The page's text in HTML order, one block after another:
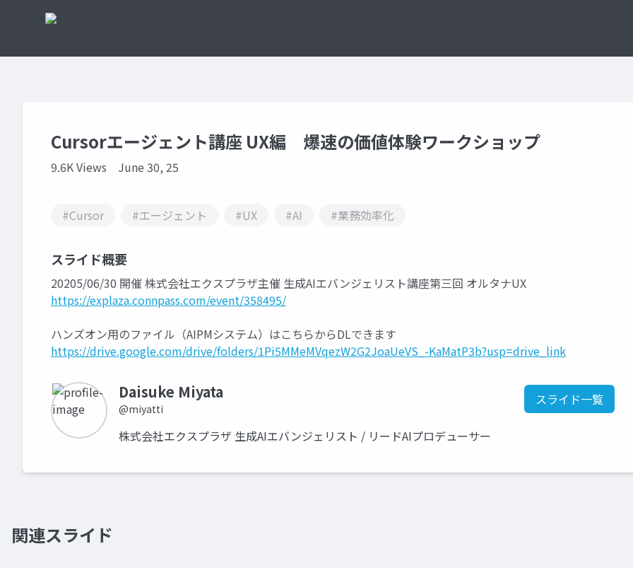
Cursorエージェント講座 UX編 爆速の価値体験ワークショップ
9.6K Views June 30, 25
#Cursor #エージェント #UX #AI #業務効率化
スライド概要
20205/06/30 開催 株式会社エクスプラザ主催 生成AIエバンジェリスト講座第三回 オルタナUX
https://explaza.connpass.com/event/358495/
ハンズオン用のファイル（AIPMシステム）はこちらからDLできます
https://drive.google.com/drive/folders/1Pi5MMeMVqezW2G2JoaUeVS_-KaMatP3b?usp=drive_link
Daisuke Miyata
@miyatti
スライド一覧
株式会社エクスプラザ 生成AIエバンジェリスト / リードAIプロデューサー
関連スライド